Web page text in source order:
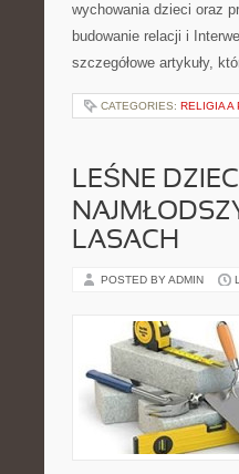
wychowania dzieci oraz
budowanie relacji i
szczegółowe artykuły,
CATEGORIES: RELIGIA A
LEŚNE
LASACH
POSTED BY ADMIN